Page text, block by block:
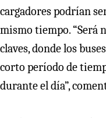
cargadores podrían
mismo tiempo. “Será
claves, donde los
corto período de
durante el día”,